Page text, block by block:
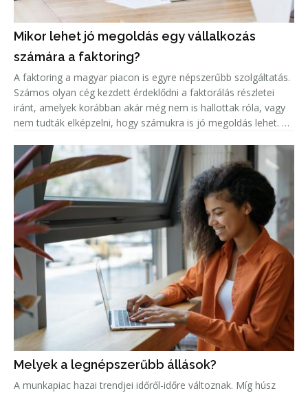
Mikor lehet jó megoldás egy vállalkozás
számára a faktoring?
A faktoring a magyar piacon is egyre népszerűbb szolgáltatás.
Számos olyan cég kezdett érdeklődni a faktorálás részletei
iránt, amelyek korábban akár még nem is hallottak róla, vagy
nem tudták elképzelni, hogy számukra is jó megoldás lehet. A
Melyek a legnépszerűbb állások?
A munkapiac hazai trendjei időről-időre változnak. Míg húsz